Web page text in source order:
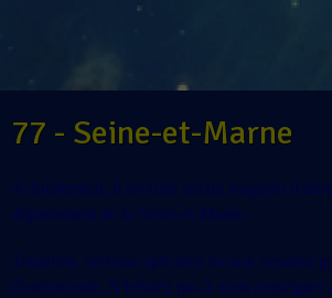
77 - Seine-et-Marne
Actuellement, il n'existe aucun magasin
département de la Seine-et-Marne.
Toutefois, certains opticiens locaux vendent
d'astronomie. N'hésitez pas à vous renseigner